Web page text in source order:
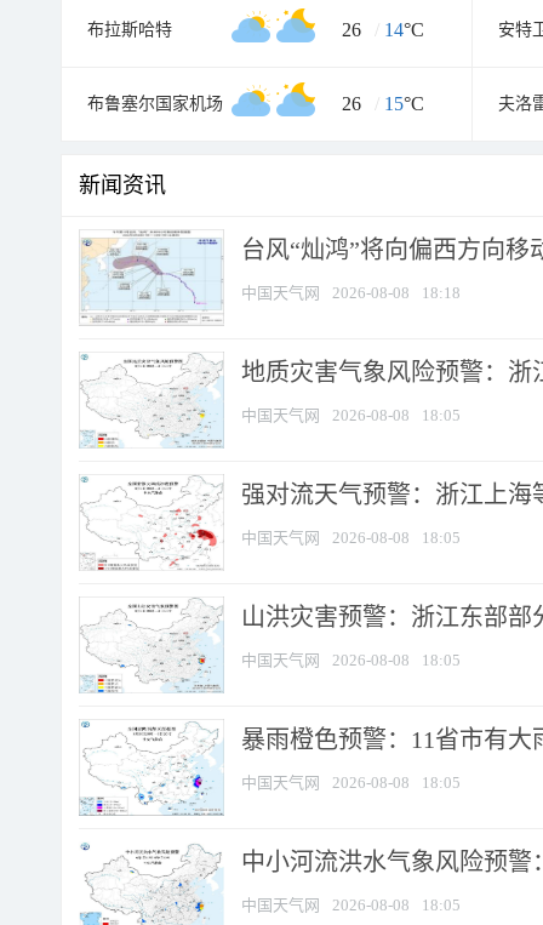
布拉斯哈特 26 / 14°C 安特
布鲁塞尔国家机场 26 / 15°C 夫洛
新闻资讯
台风“灿鸿”将向偏西方向移
中国天气网 2026-08-08 18:18
地质灾害气象风险预警：
中国天气网 2026-08-08 18:05
强对流天气预警：浙江上海
中国天气网 2026-08-08 18:05
山洪灾害预警：浙江东部
中国天气网 2026-08-08 18:05
暴雨橙色预警：11省市有
中国天气网 2026-08-08 18:05
中小河流洪水气象风险预
中国天气网 2026-08-08 18:05